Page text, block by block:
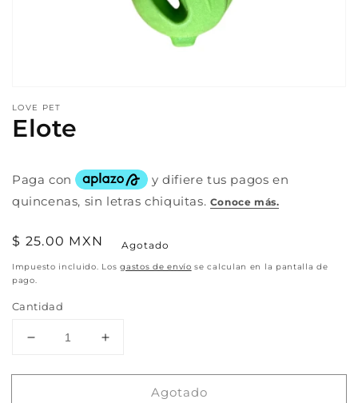
elemento
multimedia
1
en
modal
LOVE PET
Elote
Precio
habitual
$ 25.00 MXN Agotado
Impuesto incluido. Losgastos de envío se calculan en la pantalla de
pago.
Cantidad
Reducir
para
Aumentar
para
Agotado